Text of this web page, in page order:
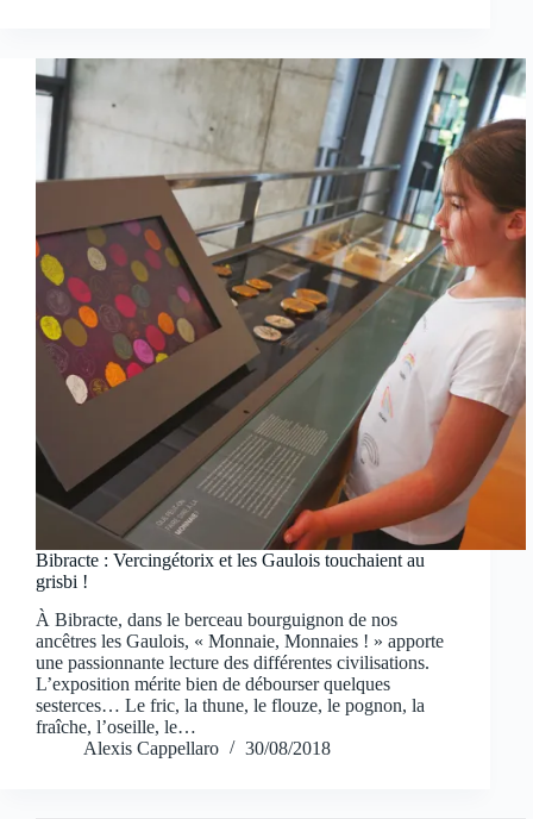
Bibracte : Vercingétorix et les Gaulois touchaient au
grisbi !
À Bibracte, dans le berceau bourguignon de nos
ancêtres les Gaulois, « Monnaie, Monnaies ! » apporte
une passionnante lecture des différentes civilisations.
L’exposition mérite bien de débourser quelques
sesterces… Le fric, la thune, le flouze, le pognon, la
fraîche, l’oseille, le…
Alexis Cappellaro
30/08/2018